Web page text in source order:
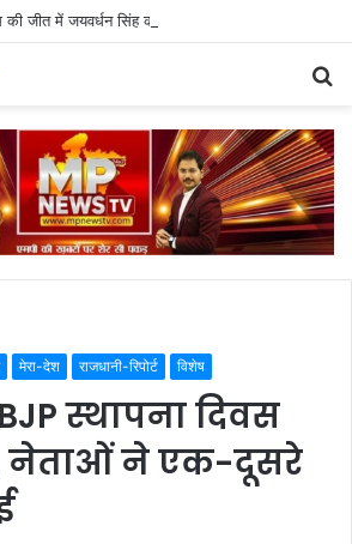
की जीत में जयवर्धन सिंह का जादू, 35 में 30 बूथ जीते
मेरा-देश राजधानी-रिपोर्ट विशेष
स्थापना दिवस
नेताओं ने एक-दूसरे